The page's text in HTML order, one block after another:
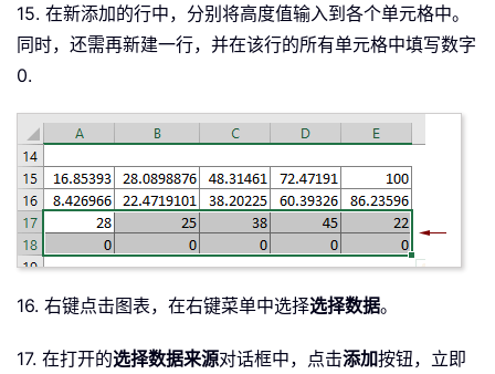
15. 在新添加的行中，分别将高度值输入到各个单元格中。
同时，还需再新建一行，并在该行的所有单元格中填写数字
0.
16. 右键点击图表，在右键菜单中选择选择数据。
17. 在打开的选择数据来源对话框中，点击添加按钮，立即